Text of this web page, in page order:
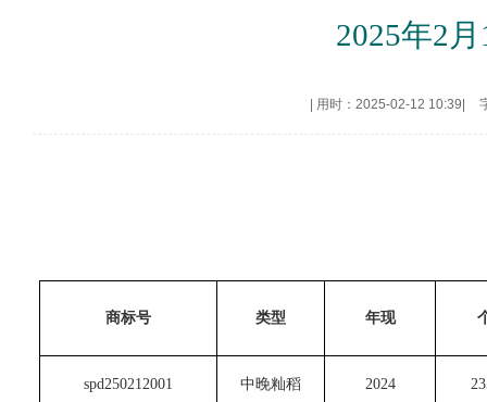
2025年2
用时：2025-02-12 10:39
商标号 类型 年现
spd250212001 中晚籼稻 2024